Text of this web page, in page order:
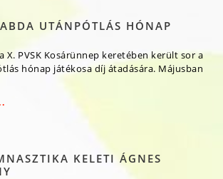
UTÁNPÓTLÁS HÓNAP
X. PVSK Kosárünnep keretében került sor a
hónap játékosa díj átadására. Májusban
KELETI ÁGNES